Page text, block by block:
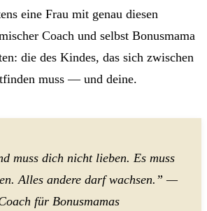
eine Frau mit genau diesen
Coach und selbst Bonusmama
die des Kindes, das sich zwischen
muss — und deine.
muss dich nicht lieben. Es muss
Alles andere darf wachsen.” —
für Bonusmamas